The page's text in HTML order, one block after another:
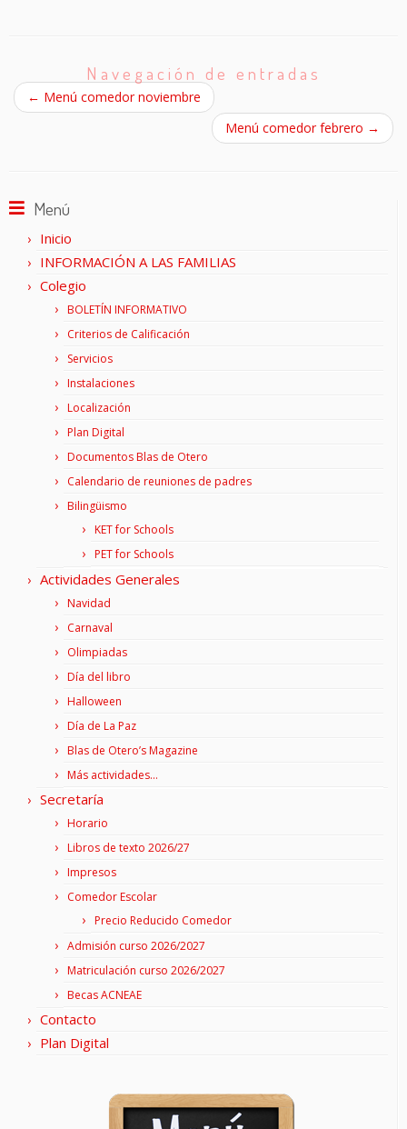
Navegación de entradas
← Menú comedor noviembre
Menú comedor febrero →
Menú
Inicio
INFORMACIÓN A LAS FAMILIAS
Colegio
BOLETÍN INFORMATIVO
Criterios de Calificación
Servicios
Instalaciones
Localización
Plan Digital
Documentos Blas de Otero
Calendario de reuniones de padres
Bilingüismo
KET for Schools
PET for Schools
Actividades Generales
Navidad
Carnaval
Olimpiadas
Día del libro
Halloween
Día de La Paz
Blas de Otero’s Magazine
Más actividades…
Secretaría
Horario
Libros de texto 2026/27
Impresos
Comedor Escolar
Precio Reducido Comedor
Admisión curso 2026/2027
Matriculación curso 2026/2027
Becas ACNEAE
Contacto
Plan Digital